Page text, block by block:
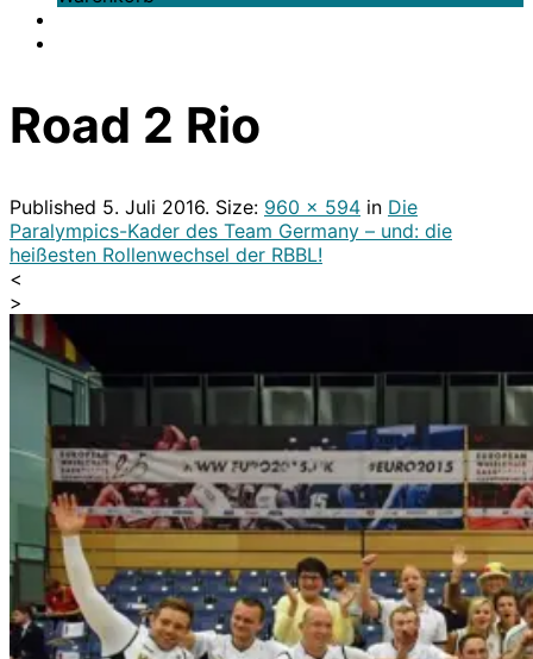
Road 2 Rio
Published 5. Juli 2016. Size: 960 × 594 in Die
Paralympics-Kader des Team Germany – und: die
heißesten Rollenwechsel der RBBL!
<
>